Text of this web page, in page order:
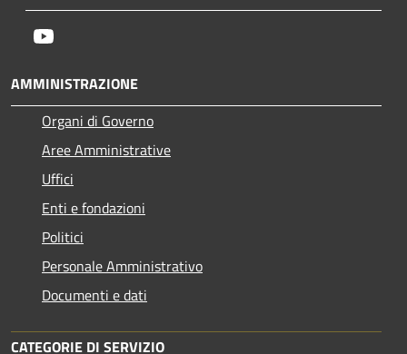
AMMINISTRAZIONE
Organi di Governo
Aree Amministrative
Uffici
Enti e fondazioni
Politici
Personale Amministrativo
Documenti e dati
CATEGORIE DI SERVIZIO